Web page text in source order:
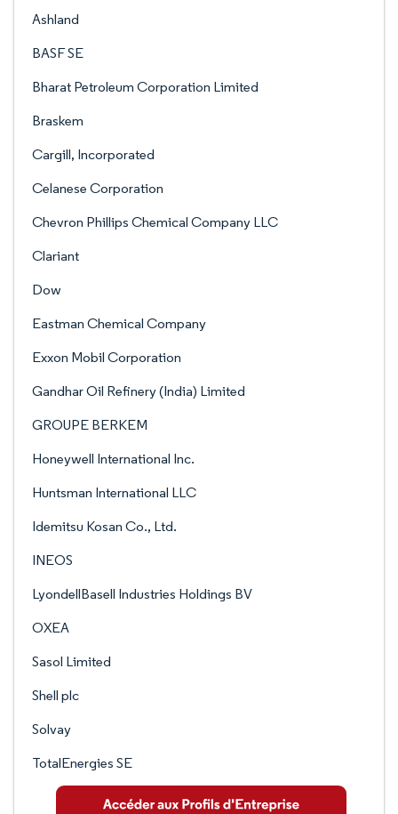
Ashland
BASF SE
Bharat Petroleum Corporation Limited
Braskem
Cargill, Incorporated
Celanese Corporation
Chevron Phillips Chemical Company LLC
Clariant
Dow
Eastman Chemical Company
Exxon Mobil Corporation
Gandhar Oil Refinery (India) Limited
GROUPE BERKEM
Honeywell International Inc.
Huntsman International LLC
Idemitsu Kosan Co., Ltd.
INEOS
LyondellBasell Industries Holdings BV
OXEA
Sasol Limited
Shell plc
Solvay
TotalEnergies SE